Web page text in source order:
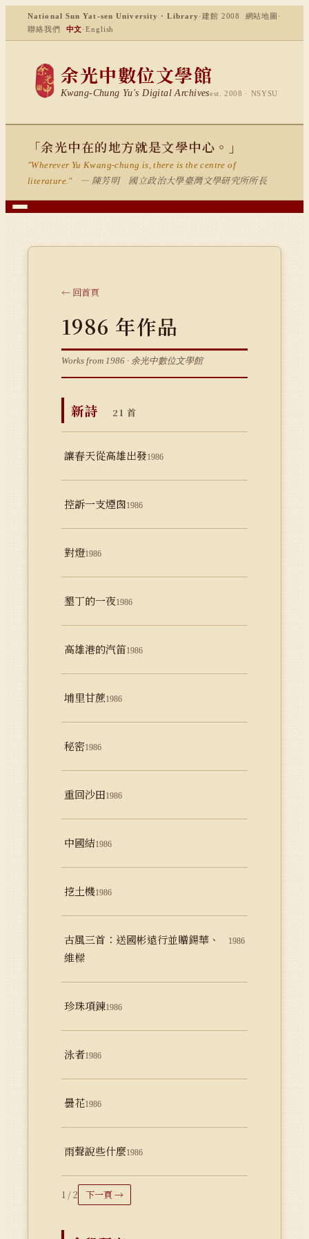
National Sun Yat-sen University · Library ·建館 2008 網站地圖 ·
聯絡我們
中文·English
余光中數位文學館
Kwang-Chung Yu's Digital Archivesest. 2008 · NSYSU
「余光中在的地方就是文學中心。」
"Wherever Yu Kwang-chung is, there is the centre of
literature."
— 陳芳明 國立政治大學臺灣文學研究所所長
← 回首頁
1986 年作品
Works from 1986 · 余光中數位文學館
新詩 21 首
讓春天從高雄出發1986
控訴一支煙囪1986
對燈1986
墾丁的一夜1986
高雄港的汽笛1986
埔里甘蔗1986
秘密1986
重回沙田1986
中國結1986
挖土機1986
古風三首：送國彬遠行並贈鍚華、
維樑
1986
珍珠項鍊1986
泳者1986
曇花1986
雨聲說些什麼1986
1 / 2 下一頁 →